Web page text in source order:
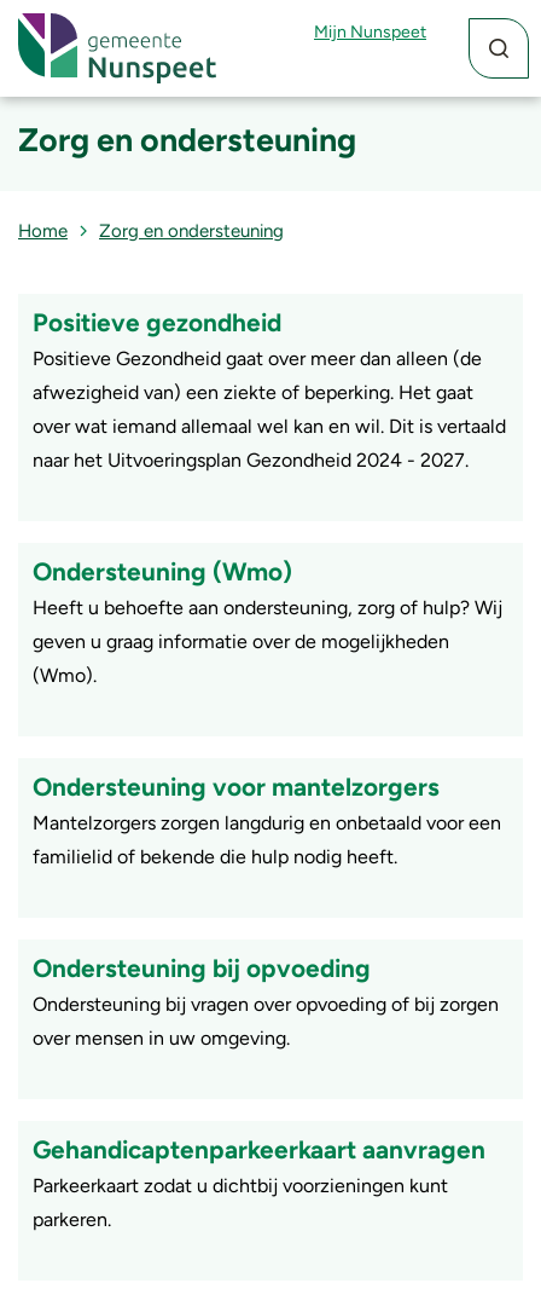
Mijn Nunspeet
Zorg en ondersteuning
Home Zorg en ondersteuning
Positieve gezondheid
Positieve Gezondheid gaat over meer dan alleen (de
afwezigheid van) een ziekte of beperking. Het gaat
over wat iemand allemaal wel kan en wil. Dit is vertaald
naar het Uitvoeringsplan Gezondheid 2024 - 2027.
Ondersteuning (Wmo)
Heeft u behoefte aan ondersteuning, zorg of hulp? Wij
geven u graag informatie over de mogelijkheden
(Wmo).
Ondersteuning voor mantelzorgers
Mantelzorgers zorgen langdurig en onbetaald voor een
familielid of bekende die hulp nodig heeft.
Ondersteuning bij opvoeding
Ondersteuning bij vragen over opvoeding of bij zorgen
over mensen in uw omgeving.
Gehandicaptenparkeerkaart aanvragen
​Parkeerkaart zodat u dichtbij voorzieningen kunt
parkeren.